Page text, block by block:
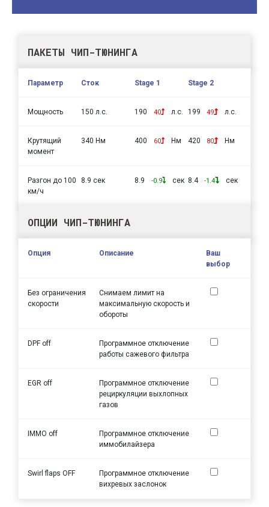
ПАКЕТЫ ЧИП-ТЮНИНГА
Параметр Сток Stage 1 Stage 2
Мощность 150 л.с. 190 40 л.с. 199 49 л.с.
Крутящий
момент
340 Нм 400 60 Нм 420 80 Нм
Разгон до 100
км/ч
8.9 сек 8.9 -0.9 сек 8.4 -1.4 сек
ОПЦИИ ЧИП-ТЮНИНГА
Опция Описание
Ваш
выбор
Без ограничения
скорости
Снимаем лимит на
максимальную скорость и
обороты
DPF off
Программное отключение
работы сажевого фильтра
EGR off
Программное отключение
рециркуляции выхлопных
газов
IMMO off
Программное отключение
иммобилайзера
Swirl flaps OFF
Программное отключение
вихревых заслонок